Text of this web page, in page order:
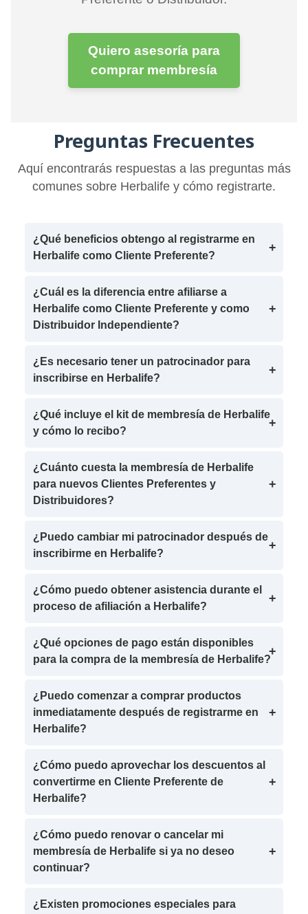
Quiero asesoría para
comprar membresía
Preguntas Frecuentes
Aquí encontrarás respuestas a las preguntas más
comunes sobre Herbalife y cómo registrarte.
¿Qué beneficios obtengo al registrarme en
Herbalife como Cliente Preferente?
¿Cuál es la diferencia entre afiliarse a
Herbalife como Cliente Preferente y como
Distribuidor Independiente?
¿Es necesario tener un patrocinador para
inscribirse en Herbalife?
¿Qué incluye el kit de membresía de Herbalife
y cómo lo recibo?
¿Cuánto cuesta la membresía de Herbalife
para nuevos Clientes Preferentes y
Distribuidores?
¿Puedo cambiar mi patrocinador después de
inscribirme en Herbalife?
¿Cómo puedo obtener asistencia durante el
proceso de afiliación a Herbalife?
¿Qué opciones de pago están disponibles
para la compra de la membresía de Herbalife?
¿Puedo comenzar a comprar productos
inmediatamente después de registrarme en
Herbalife?
¿Cómo puedo aprovechar los descuentos al
convertirme en Cliente Preferente de
Herbalife?
¿Cómo puedo renovar o cancelar mi
membresía de Herbalife si ya no deseo
continuar?
¿Existen promociones especiales para